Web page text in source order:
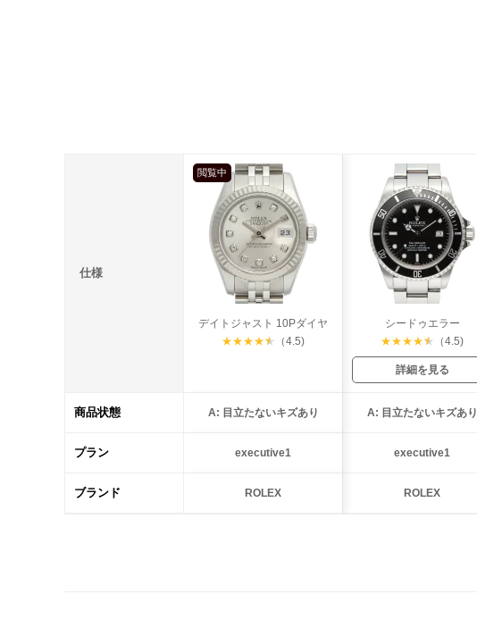
仕様
閲覧中
デイトジャスト 10Pダイヤ
★★★★★ （4.5)
シードゥエラー
★★★★★ （4.5)
詳細を見る
商品状態 A: 目立たないキズあり A: 目立たないキズあり
プラン executive1 executive1
ブランド ROLEX ROLEX